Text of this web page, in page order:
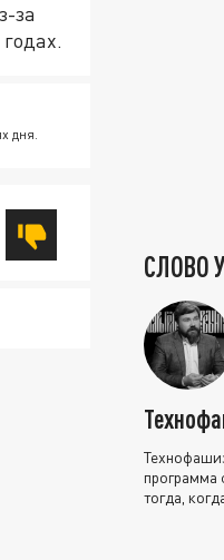
за
дня.
СЛОВО
программа
тогда,